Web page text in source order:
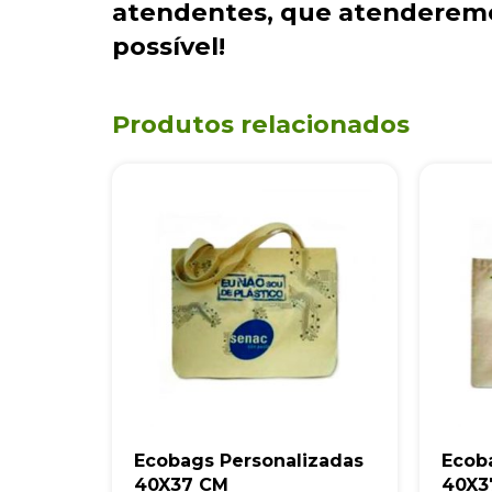
atendentes, que
possível!
Produtos relacionados
Ecobags Personalizadas
40X37 CM